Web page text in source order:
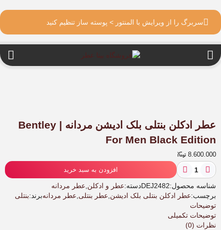
سربرگ را از ویرایش با المنتور > پوسته ساز تنظیم کنید
عطر ادکلن بنتلی بلک ادیشن مردانه | Bentley
For Men Black Edition
8.600.000
عطر
ادکلن
بنتلی
بلک
ادیشن
مردانه
|
افزودن به سبد خرید
شناسه محصول:DEJ2482دسته:عطر و ادکلن عطر مردانه
برچسب:عطر ادکلن بنتلی بلک ادیشن عطر بنتلی عطر مردانهبرند:بنتلی
توضیحات
توضیحات تکمیلی
نظرات (0)